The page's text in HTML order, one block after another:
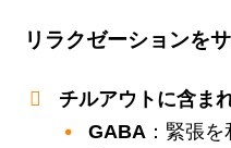
リラクゼーションを
チルアウトに含ま
GABA：緊張を